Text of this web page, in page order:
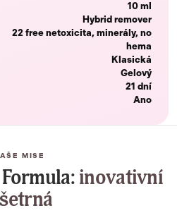
10 ml
Hybrid remover
22 free netoxicita, minerály, no
hema
Klasická
Gelový
21 dní
Ano
MISE
inovativní